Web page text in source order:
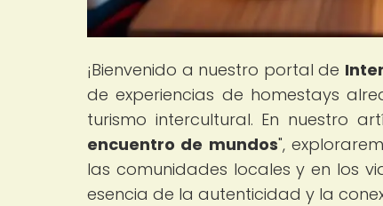
¡Bienvenido a nuestro portal de
de experiencias de homestays
turismo intercultural. En nuestro
encuentro de mundos",
las comunidades locales y en los
esencia de la autenticidad y la